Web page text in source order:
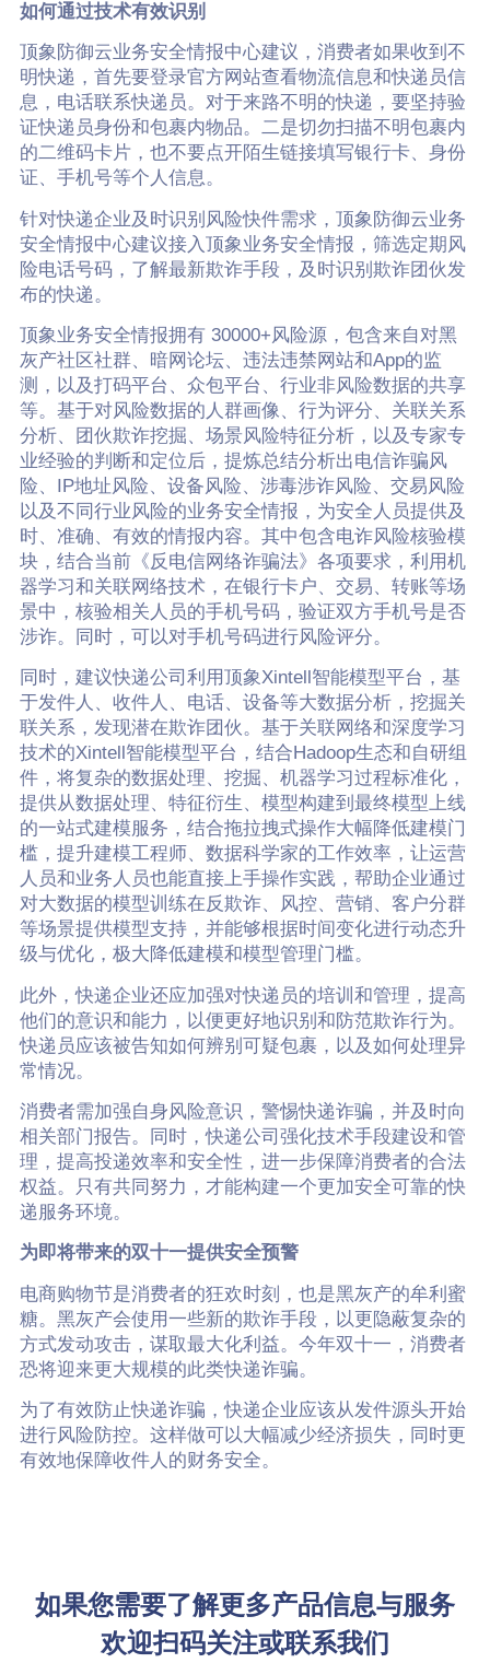
如何通过技术有效识别
顶象防御云业务安全情报中心建议，消费者如果收到不
明快递，首先要登录官方网站查看物流信息和快递员信
息，电话联系快递员。对于来路不明的快递，要坚持验
证快递员身份和包裹内物品。二是切勿扫描不明包裹内
的二维码卡片，也不要点开陌生链接填写银行卡、身份
证、手机号等个人信息。
针对快递企业及时识别风险快件需求，顶象防御云业务
安全情报中心建议接入顶象业务安全情报，筛选定期风
险电话号码，了解最新欺诈手段，及时识别欺诈团伙发
布的快递。
顶象业务安全情报拥有 30000+风险源，包含来自对黑
灰产社区社群、暗网论坛、违法违禁网站和App的监
测，以及打码平台、众包平台、行业非风险数据的共享
等。基于对风险数据的人群画像、行为评分、关联关系
分析、团伙欺诈挖掘、场景风险特征分析，以及专家专
业经验的判断和定位后，提炼总结分析出电信诈骗风
险、IP地址风险、设备风险、涉毒涉诈风险、交易风险
以及不同行业风险的业务安全情报，为安全人员提供及
时、准确、有效的情报内容。其中包含电诈风险核验模
块，结合当前《反电信网络诈骗法》各项要求，利用机
器学习和关联网络技术，在银行卡户、交易、转账等场
景中，核验相关人员的手机号码，验证双方手机号是否
涉诈。同时，可以对手机号码进行风险评分。
同时，建议快递公司利用顶象Xintell智能模型平台，基
于发件人、收件人、电话、设备等大数据分析，挖掘关
联关系，发现潜在欺诈团伙。基于关联网络和深度学习
技术的Xintell智能模型平台，结合Hadoop生态和自研组
件，将复杂的数据处理、挖掘、机器学习过程标准化，
提供从数据处理、特征衍生、模型构建到最终模型上线
的一站式建模服务，结合拖拉拽式操作大幅降低建模门
槛，提升建模工程师、数据科学家的工作效率，让运营
人员和业务人员也能直接上手操作实践，帮助企业通过
对大数据的模型训练在反欺诈、风控、营销、客户分群
等场景提供模型支持，并能够根据时间变化进行动态升
级与优化，极大降低建模和模型管理门槛。
此外，快递企业还应加强对快递员的培训和管理，提高
他们的意识和能力，以便更好地识别和防范欺诈行为。
快递员应该被告知如何辨别可疑包裹，以及如何处理异
常情况。
消费者需加强自身风险意识，警惕快递诈骗，并及时向
相关部门报告。同时，快递公司强化技术手段建设和管
理，提高投递效率和安全性，进一步保障消费者的合法
权益。只有共同努力，才能构建一个更加安全可靠的快
递服务环境。
为即将带来的双十一提供安全预警
电商购物节是消费者的狂欢时刻，也是黑灰产的牟利蜜
糖。黑灰产会使用一些新的欺诈手段，以更隐蔽复杂的
方式发动攻击，谋取最大化利益。今年双十一，消费者
恐将迎来更大规模的此类快递诈骗。
为了有效防止快递诈骗，快递企业应该从发件源头开始
进行风险防控。这样做可以大幅减少经济损失，同时更
有效地保障收件人的财务安全。
如果您需要了解更多产品信息与服务
欢迎扫码关注或联系我们